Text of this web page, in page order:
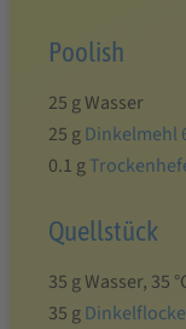
Poolish
25 g Wasser
25 gDinkelmehl
0.1 g
Quellstück
35 g Wasser, 35
35 g